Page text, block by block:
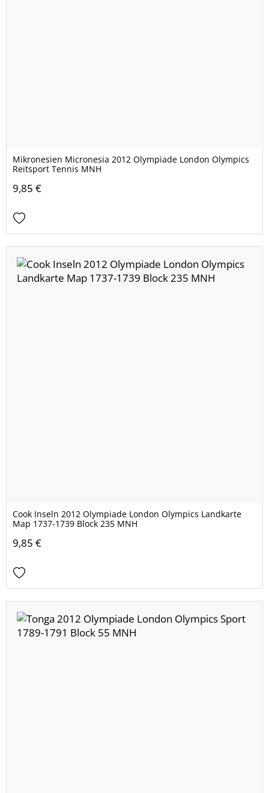
Mikronesien Micronesia 2012 Olympiade London Olympics
Reitsport Tennis MNH
9,85 €
Cook Inseln 2012 Olympiade London Olympics Landkarte
Map 1737-1739 Block 235 MNH
9,85 €